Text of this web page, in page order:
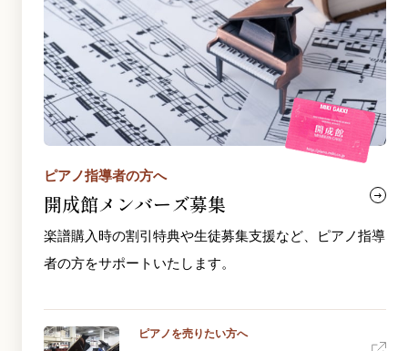
ピアノ指導者の方へ
開成館メンバーズ募集
楽譜購入時の割引特典や生徒募集支援など、ピアノ指導
者の方をサポートいたします。
ピアノを売りたい方へ